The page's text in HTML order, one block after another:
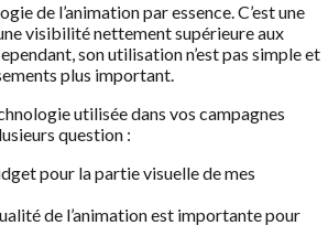
de l’animation par essence. C’est une
visibilité nettement supérieure aux
son utilisation n’est pas simple et
plus important.
utilisée dans vos campagnes
question :
pour la partie visuelle de mes
de l’animation est importante pour